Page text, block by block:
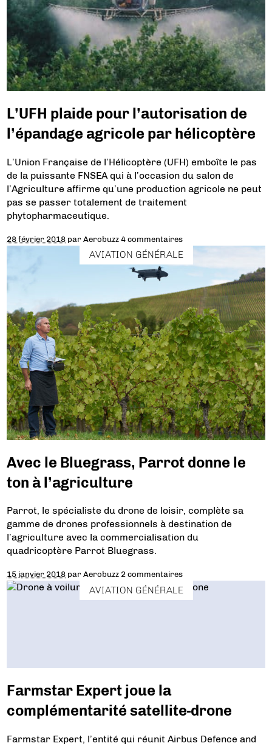
L’UFH plaide pour l’autorisation de
l’épandage agricole par hélicoptère
L’Union Française de l’Hélicoptère (UFH) emboîte le pas
de la puissante FNSEA qui à l’occasion du salon de
l’Agriculture affirme qu’une production agricole ne peut
pas se passer totalement de traitement
phytopharmaceutique.
28 février 2018 parAerobuzz 4 commentaires
AVIATION GÉNÉRALE
Avec le Bluegrass, Parrot donne le
ton à l’agriculture
Parrot, le spécialiste du drone de loisir, complète sa
gamme de drones professionnels à destination de
l’agriculture avec la commercialisation du
quadricoptère Parrot Bluegrass.
15 janvier 2018 parAerobuzz 2 commentaires
AVIATION GÉNÉRALE
Farmstar Expert joue la
complémentarité satellite-drone
Farmstar Expert, l’entité qui réunit Airbus Defence and